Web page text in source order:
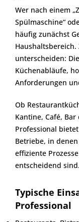
Wer nach einem
Spülmaschine“
häufig zunächst
Haushaltsbereich.
unterscheiden:
Küchenabläufe,
Anforderungen
Ob
Kantine, Café, Bar
Professional
Betriebe, in
effiziente
entscheidend sind.
Typische
Professional